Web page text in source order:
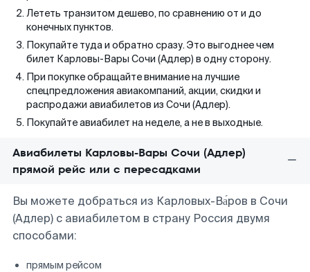
Лететь транзитом дешево, по сравнению от и до
конечных пунктов.
Покупайте туда и обратно сразу. Это выгоднее чем
билет Карловы-Вары Сочи (Адлер) в одну сторону.
При покупке обращайте внимание на лучшие
спецпредложения авиакомпаний, акции, скидки и
распродажи авиабилетов из Сочи (Адлер).
Покупайте авиабилет на неделе, а не в выходные.
Авиабилеты Карловы-Вары Сочи (Адлер)
прямой рейс или с пересадками
Вы можете добраться из Карловых-Ва́ров в Сочи
(Адлер) с авиабилетом в страну Россия двумя
способами:
прямым рейсом